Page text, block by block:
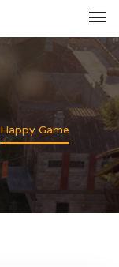
Happy Game